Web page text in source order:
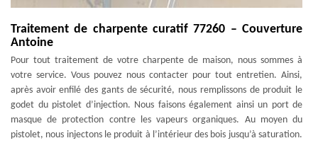
Traitement de charpente curatif 77260 – Couverture
Antoine
Pour tout traitement de votre charpente de maison, nous sommes à
votre service. Vous pouvez nous contacter pour tout entretien. Ainsi,
après avoir enfilé des gants de sécurité, nous remplissons de produit le
godet du pistolet d’injection. Nous faisons également ainsi un port de
masque de protection contre les vapeurs organiques. Au moyen du
pistolet, nous injectons le produit à l’intérieur des bois jusqu’à saturation.